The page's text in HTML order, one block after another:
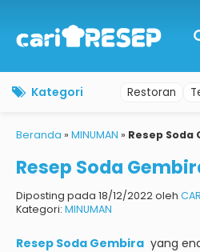
Kategori Restoran
Beranda » MINUMAN » Resep Soda
Resep Soda
Diposting pada 18/12/2022 oleh
Kategori: MINUMAN
Resep Soda Gembira yang